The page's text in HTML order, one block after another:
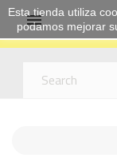

Esta tienda utiliza
podamos mejorar